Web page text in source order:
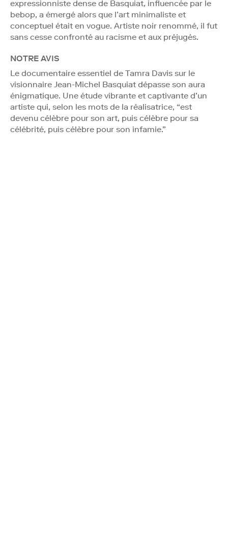
expressionniste dense de Basquiat, influencée par le
bebop, a émergé alors que l’art minimaliste et
conceptuel était en vogue. Artiste noir renommé, il fut
sans cesse confronté au racisme et aux préjugés.
NOTRE AVIS
Le documentaire essentiel de Tamra Davis sur le
visionnaire Jean-Michel Basquiat dépasse son aura
énigmatique. Une étude vibrante et captivante d’un
artiste qui, selon les mots de la réalisatrice, “est
devenu célèbre pour son art, puis célèbre pour sa
célébrité, puis célèbre pour son infamie.”